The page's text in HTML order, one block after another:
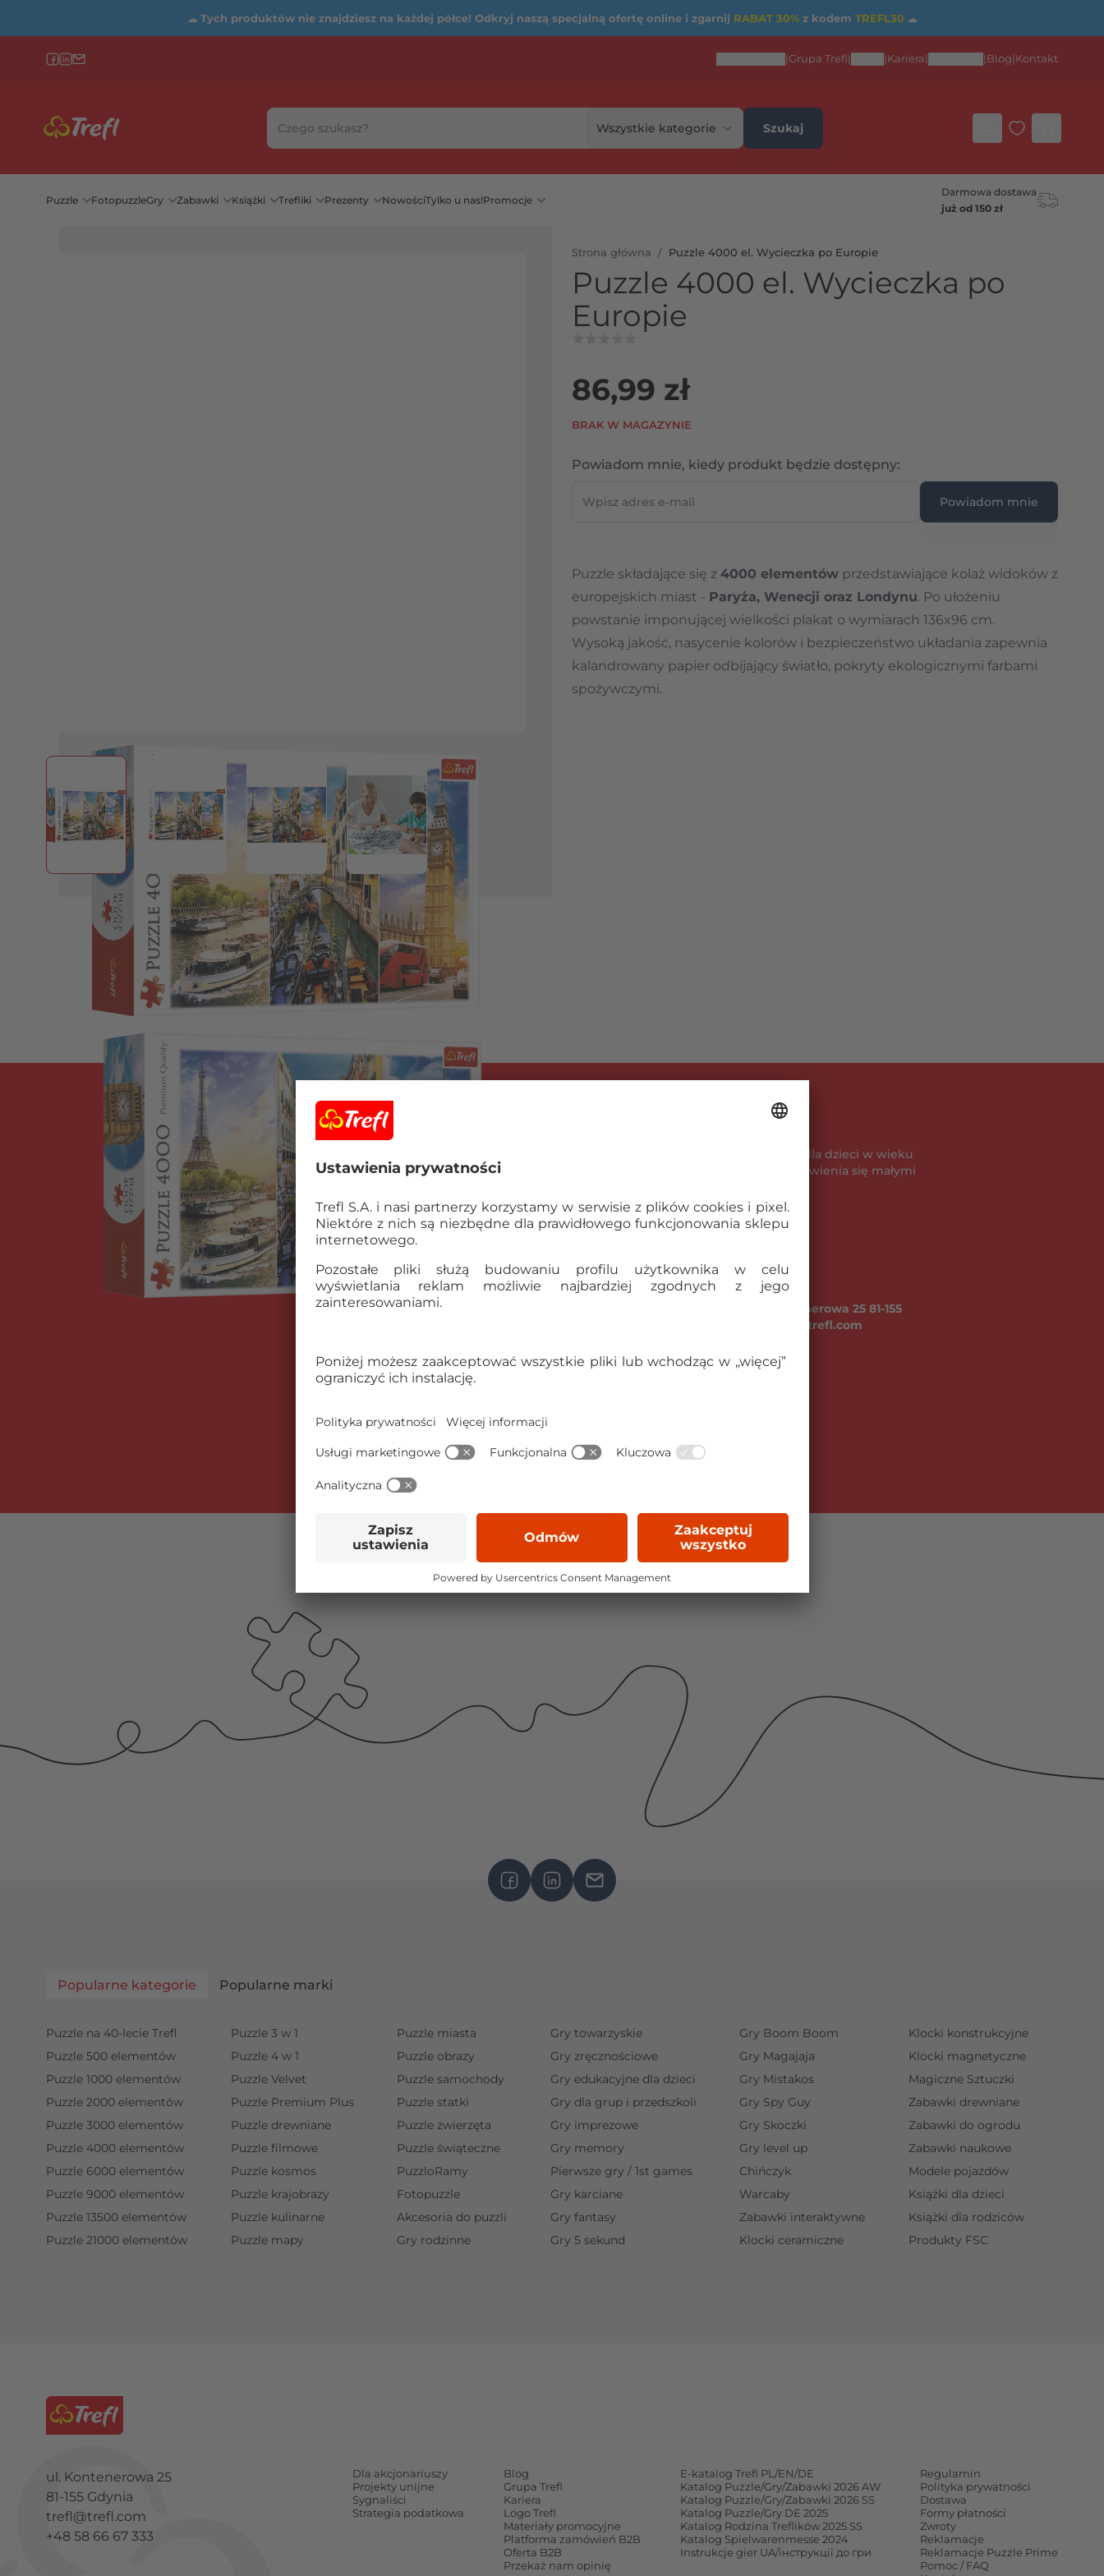
☁ Tych produktów nie znajdziesz na każdej półce! Odkryj naszą specjalną ofertę online i zgarnij RABAT 30%z kodem TREFL30 ☁
Grupa Trefl Kariera Blog Kontakt
Szukaj w sklepie...
Wybierz kategorię
Szukaj
Puzzle FotopuzzleGry Zabawki Książki Trefliki Prezenty NowościTylko u nas!Promocje
Darmowa dostawa
już od 150 zł
View larger imageView larger imageView larger imageView larger image
Strona główna / Puzzle 4000 el. Wycieczka po Europie
Puzzle 4000 el. Wycieczka po
Europie
86,99 zł
BRAK W MAGAZYNIE
Powiadom mnie, kiedy produkt będzie dostępny:
Powiadom mnie
Puzzle składające się z 4000 elementów przedstawiające kolaż widoków z
europejskich miast - Paryża, Wenecji oraz Londynu. Po ułożeniu
powstanie imponującej wielkości plakat o wymiarach 136x96 cm.
Wysoką jakość, nasycenie kolorów i bezpieczeństwo układania zapewnia
kalandrowany papier odbijający światło, pokryty ekologicznymi farbami
spożywczymi.
OSTRZEŻENIE! Nieodpowiednie dla dzieci w wieku
poniżej 3 lat. Istnieje ryzyko zadławienia się małymi
Szczegółowe dane
EAN:5900511450095
Kod produktu:45009
TREFL SA ul. Kontenerowa 25 81-155
Gdynia, Polska, trefl@trefl.com, www.trefl.com
Waga opakowania zbiorczego (kg):
5900511450095
Popularne kategorie Popularne marki
Puzzle na 40-lecie Trefl
Puzzle 500 elementów
Puzzle 1000 elementów
Puzzle 2000 elementów
Puzzle 3000 elementów
Puzzle 4000 elementów
Puzzle 6000 elementów
Puzzle 9000 elementów
Puzzle 13500 elementów
Puzzle 21000 elementów
Puzzle 3 w 1
Puzzle 4 w 1
Puzzle Velvet
Puzzle Premium Plus
Puzzle drewniane
Puzzle filmowe
Puzzle kosmos
Puzzle krajobrazy
Puzzle kulinarne
Puzzle mapy
Puzzle miasta
Puzzle obrazy
Puzzle samochody
Puzzle statki
Puzzle zwierzęta
Puzzle świąteczne
PuzzloRamy
Fotopuzzle
Akcesoria do puzzli
Gry rodzinne
Gry towarzyskie
Gry zręcznościowe
Gry edukacyjne dla dzieci
Gry dla grup i przedszkoli
Gry imprezowe
Gry memory
Pierwsze gry / 1st games
Gry karciane
Gry fantasy
Gry 5 sekund
Gry Boom Boom
Gry Magajaja
Gry Mistakos
Gry Spy Guy
Gry Skoczki
Gry level up
Chińczyk
Warcaby
Zabawki interaktywne
Klocki ceramiczne
Klocki konstrukcyjne
Klocki magnetyczne
Magiczne Sztuczki
Zabawki drewniane
Zabawki do ogrodu
Zabawki naukowe
Modele pojazdów
Książki dla dzieci
Książki dla rodziców
Produkty FSC
ul. Kontenerowa 25
81-155 Gdynia
trefl@trefl.com
+48 58 66 67 333
Dla akcjonariuszy
Projekty unijne
Sygnaliści
Strategia podatkowa
Blog
Grupa Trefl
Kariera
Logo Trefl
Materiały promocyjne
Platforma zamówień B2B
Oferta B2B
Przekaż nam opinię
E-katalog Trefl PL/EN/DE
Katalog Puzzle/Gry/Zabawki 2026 AW
Katalog Puzzle/Gry/Zabawki 2026 SS
Katalog Puzzle/Gry DE 2025
Katalog Rodzina Treflików 2025 SS
Katalog Spielwarenmesse 2024
Instrukcje gier UA/інструкції до гри
Regulamin
Polityka prywatności
Dostawa
Formy płatności
Zwroty
Reklamacje
Reklamacje Puzzle Prime
Pomoc / FAQ